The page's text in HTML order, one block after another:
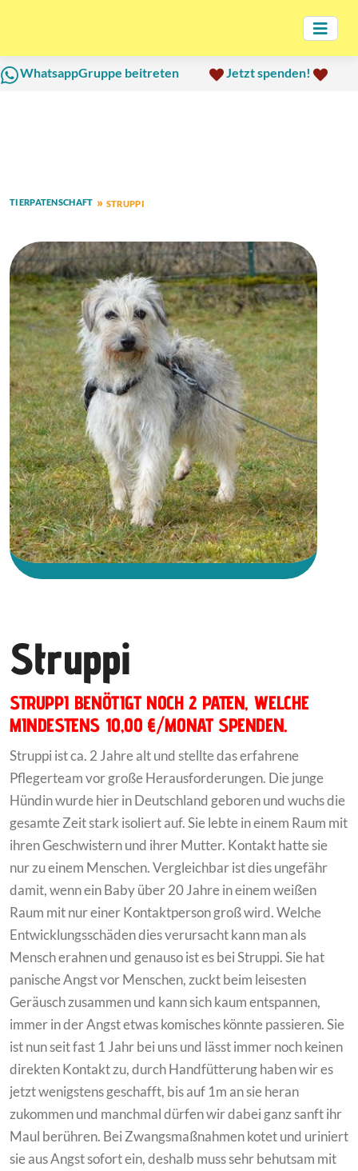
WhatsappGruppe beitreten Jetzt spenden!
TIERPATENSCHAFT STRUPPI
Struppi
STRUPPI BENÖTIGT NOCH 2 PATEN, WELCHE
MINDESTENS 10,00 €/MONAT SPENDEN.
Struppi ist ca. 2 Jahre alt und stellte das erfahrene
Pflegerteam vor große Herausforderungen. Die junge
Hündin wurde hier in Deutschland geboren und wuchs die
gesamte Zeit stark isoliert auf. Sie lebte in einem Raum mit
ihren Geschwistern und ihrer Mutter. Kontakt hatte sie
nur zu einem Menschen. Vergleichbar ist dies ungefähr
damit, wenn ein Baby über 20 Jahre in einem weißen
Raum mit nur einer Kontaktperson groß wird. Welche
Entwicklungsschäden dies verursacht kann man als
Mensch erahnen und genauso ist es bei Struppi. Sie hat
panische Angst vor Menschen, zuckt beim leisesten
Geräusch zusammen und kann sich kaum entspannen,
immer in der Angst etwas komisches könnte passieren. Sie
ist nun seit fast 1 Jahr bei uns und lässt immer noch keinen
direkten Kontakt zu, durch Handfütterung haben wir es
jetzt wenigstens geschafft, bis auf 1m an sie heran
zukommen und manchmal dürfen wir dabei ganz sanft ihr
Maul berühren. Bei Zwangsmaßnahmen kotet und uriniert
sie aus Angst sofort ein, deshalb muss sehr behutsam mit